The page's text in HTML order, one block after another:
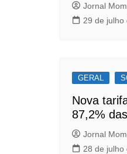
Jornal
29 de julho
GERAL
Nova
87,2%
Jornal
28 de julho